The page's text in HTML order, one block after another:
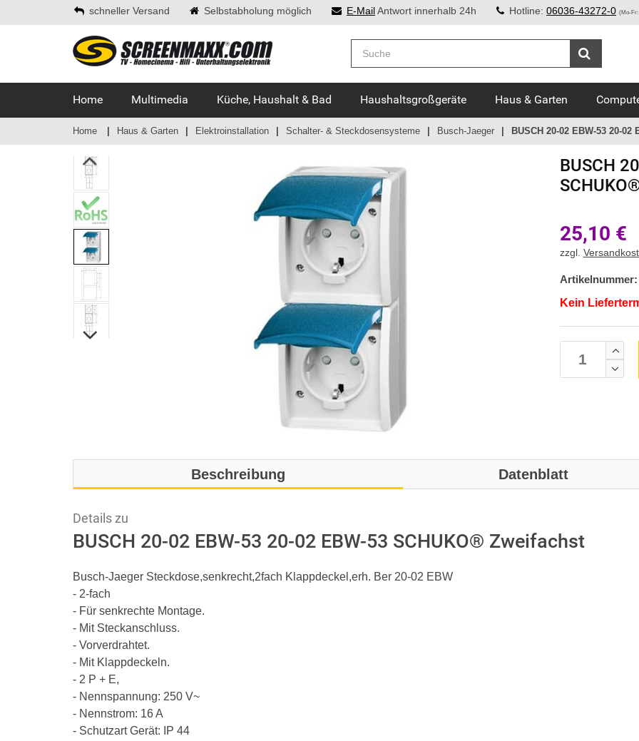
schneller Versand Selbstabholung möglich E-MailAntwort innerhalb 24h Hotline: 06036-43272-0 (Mo-Fr:
Home Multimedia Küche, Haushalt & Bad Haushaltsgroßgeräte Haus & Garten
Home Haus & Garten Elektroinstallation Schalter- & Steckdosensysteme Busch-Jaeger BUSCH 20-02 EBW-53 20-
BUSCH
25,10 €
zzgl.
Artikelnummer:
Kein
Beschreibung Datenblatt
Details zu
BUSCH 20-02 EBW-53 20-02 EBW-53 SCHUKO® Zweifachst
Busch-Jaeger Steckdose,senkrecht,2fach Klappdeckel,erh. Ber 20-02 EBW
- 2-fach
- Für senkrechte Montage.
- Mit Steckanschluss.
- Vorverdrahtet.
- Mit Klappdeckeln.
- 2 P + E,
- Nennspannung: 250 V~
- Nennstrom: 16 A
- Schutzart Gerät: IP 44